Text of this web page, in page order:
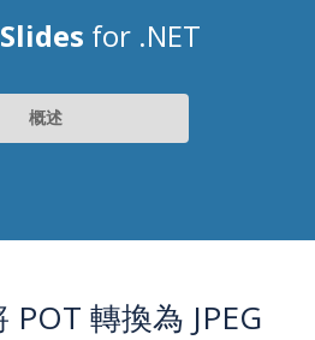
for .NET
概述
轉換為 JPEG